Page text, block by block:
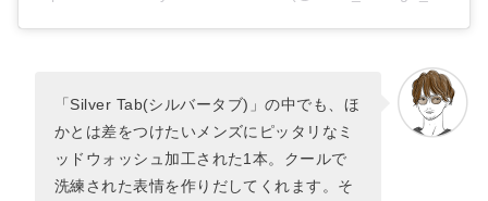
「Silver Tab(シルバータブ)」の中でも、ほ
かとは差をつけたいメンズにピッタリなミ
ッドウォッシュ加工された1本。クールで
洗練された表情を作りだしてくれます。そ